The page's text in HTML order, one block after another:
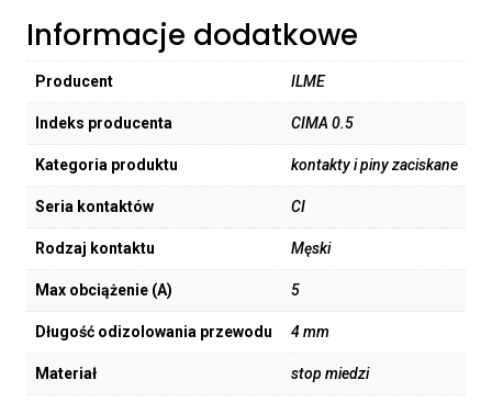
Informacje dodatkowe
Producent ILME
Indeks producenta CIMA 0.5
Kategoria produktu kontakty i piny zaciskane
Seria kontaktów CI
Rodzaj kontaktu Męski
Max obciążenie (A) 5
Długość odizolowania przewodu 4 mm
Materiał stop miedzi